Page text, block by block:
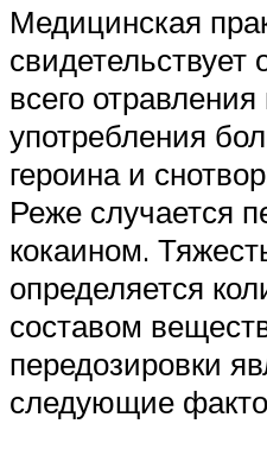
Медицинская
всего
употребления
героина и
Реже случается
кокаином.
определяется
составом
передозировки
следующие